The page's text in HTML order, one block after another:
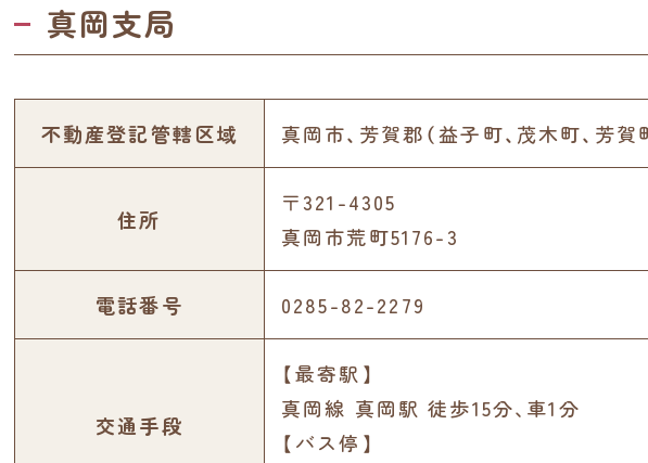
真岡支局
不動産登記管轄区域 真岡市、芳賀郡（益子町、茂木町、芳賀
住所
〒321-4305
真岡市荒町5176-3
電話番号 0285-82-2279
交通手段
【最寄駅】
真岡線 真岡駅 徒歩15分､車1分
【バス停】